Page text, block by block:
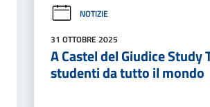
NOTIZIE
31 OTTOBRE 2025
A Castel del Giudice Study
studenti da tutto il mondo